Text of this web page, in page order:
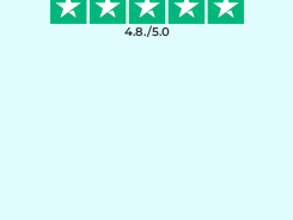
4.8./5.0